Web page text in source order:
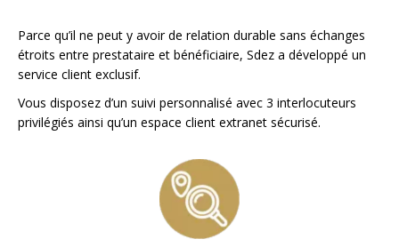
Parce qu’il ne peut y avoir de relation durable sans échanges
étroits entre prestataire et bénéficiaire, Sdez a développé un
service client exclusif.
Vous disposez d’un suivi personnalisé avec 3 interlocuteurs
privilégiés ainsi qu’un espace client extranet sécurisé.